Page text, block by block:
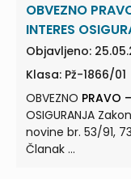
OBVEZNO
INTERES
Objavljeno:
Klasa: Pž-1866/01
OBVEZNO PRAVO
OSIGURANJA
novine br. 53/91,
Članak ...